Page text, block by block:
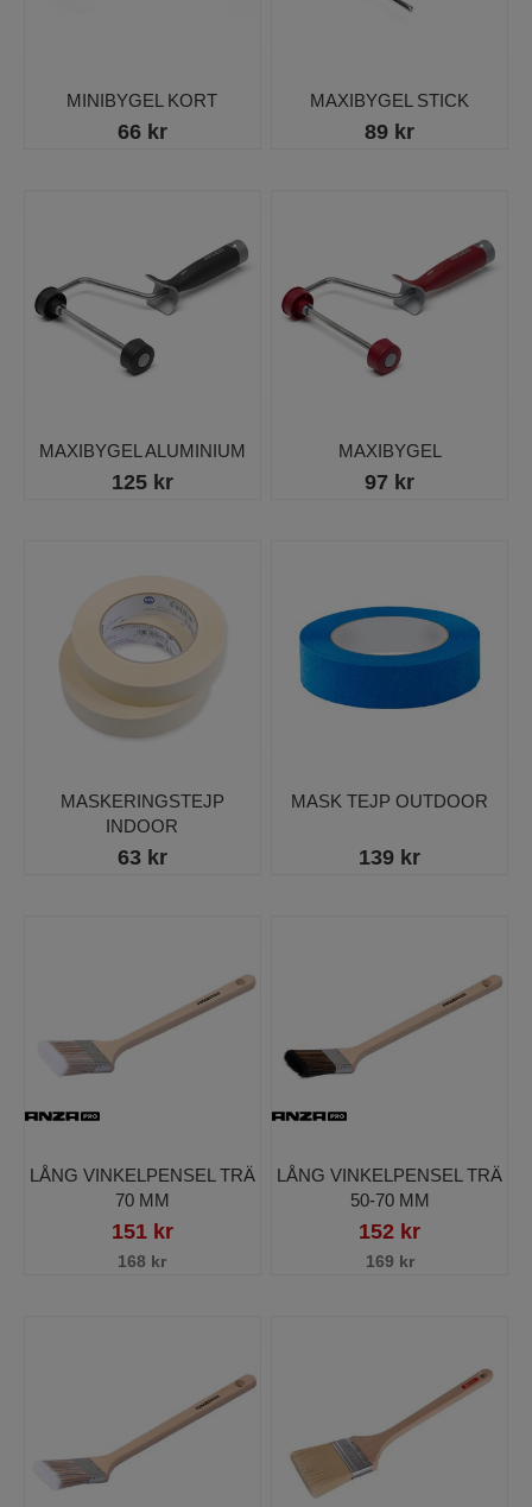
MINIBYGEL KORT
66 kr
MAXIBYGEL STICK
89 kr
MAXIBYGEL ALUMINIUM
125 kr
MAXIBYGEL
97 kr
MASKERINGSTEJP
INDOOR
63 kr
MASK TEJP OUTDOOR
139 kr
LÅNG VINKELPENSEL TRÄ
70 MM
151 kr
168 kr
LÅNG VINKELPENSEL TRÄ
50-70 MM
152 kr
169 kr